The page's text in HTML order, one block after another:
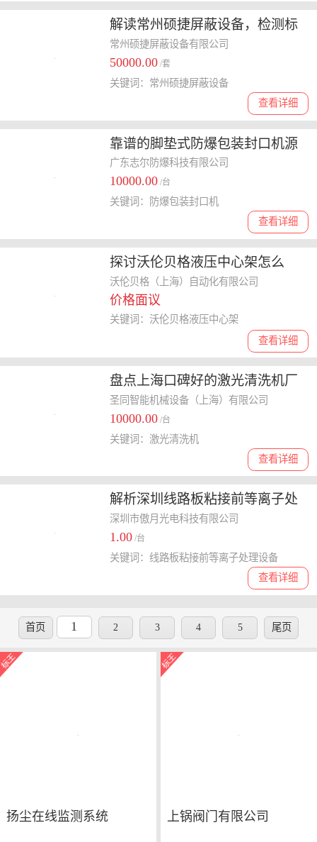
解读常州硕捷屏蔽设备，检测标
准、实力及市场占有率情况
常州硕捷屏蔽设备有限公司
50000.00 /套
查看详细
关键词：常州硕捷屏蔽设备
靠谱的脚垫式防爆包装封口机源
头厂家盘点，口碑好的都在这
广东志尔防爆科技有限公司
10000.00 /台
查看详细
关键词：防爆包装封口机
探讨沃伦贝格液压中心架怎么
样，揭秘其在行业口碑**情况
沃伦贝格（上海）自动化有限公司
价格面议
查看详细
关键词：沃伦贝格液压中心架
盘点上海口碑好的激光清洗机厂
商
圣同智能机械设备（上海）有限公司
10000.00 /台
查看详细
关键词：激光清洗机
解析深圳线路板粘接前等离子处
理设备，口碑好的厂家有哪些
深圳市傲月光电科技有限公司
1.00 /台
查看详细
关键词：线路板粘接前等离子处理设备
首页 1 2 3 4 5 尾页
扬尘在线监测系统 上锅阀门有限公司